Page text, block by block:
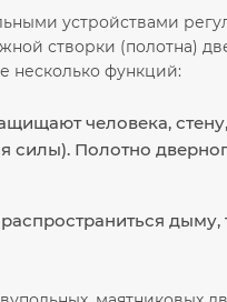
устройствами
створки (полотна)
несколько функций:
человека,
силы). Полотно